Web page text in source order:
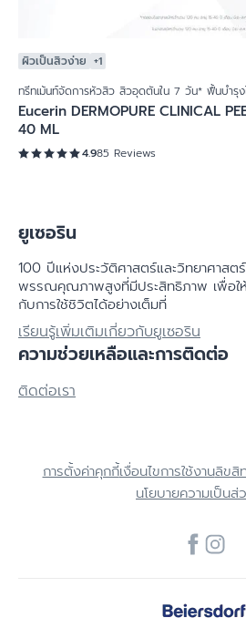
ผิวเป็นสิวง่าย +1
ทรีทเม้นท์จัดการหัวสิว สิวอุดตันใน 7 วัน* ฟื้นบำรุง
Eucerin DERMOPURE CLINICAL
40 ML
4.985 Reviews
ยูเซอริน
100 ปีแห่งประวัติศาสตร์​และวิทยาศาส
พรรณคุณภาพสูงที่มีประสิทธิภาพ เพื่อใ
กับการใช้ชิวิตได้อย่างเต็มที่
เรียนรู้เพิ่มเติมเกี่ยวกับยูเซอริน
ความช่วยเหลือและการติดต่อ
ติดต่อเรา
การตั้งค่าคุกกี้เงื่อนไขการใช้งานลิขสิ
นโยบายความเป็นส่